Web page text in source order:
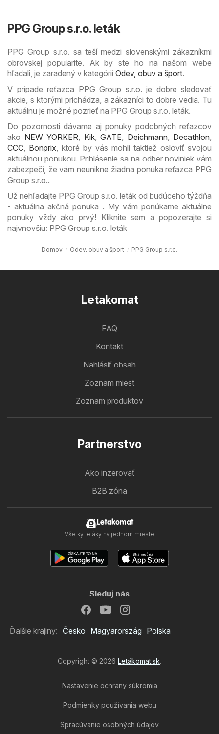
PPG Group s.r.o. leták
PPG Group s.r.o. sa teší medzi slovenskými zákazníkmi
obrovskej popularite. Ak by ste ho na našom webe
hľadali, je zaradený v kategórií Odev, obuv a šport.
V prípade reťazca PPG Group s.r.o. je dobré sledovať
akcie, s ktorými prichádza, a zákazníci to dobre vedia. Tu
aktuálnu je možné pozrieť na PPG Group s.r.o. leták.
Do pozornosti dávame aj ponuky podobných reťazcov
ako NEW YORKER, Kik, GATE, Deichmann, Decathlon,
CCC, Bonprix, ktoré by vás mohli taktiež osloviť svojou
aktuálnou ponukou. Prihlásenie sa na odber noviniek vám
zabezpečí, že vám neunikne žiadna ponuka reťazca PPG
Group s.r.o..
Už nehľadajte PPG Group s.r.o. leták od budúceho týždňa
- aktuálna akčná ponuka . My vám ponúkame aktuálne
ponuky vždy ako prvý! Kliknite sem a popozerajte si
najvnovšiu: PPG Group s.r.o. leták
Domov Odev, obuv a šport PPG Group s.r.o.
Letakomat
FAQ
Kontakt
Nahlásiť obsah
Zoznam miest
Zoznam produktov
Partnerstvo
Ako inzerovať
B2B zóna
Letakomat
Všetky letáky na jednom mieste
Sleduj nás
Ďalšie krajiny: Česko Magyarország Polska
Copyright © 2026 Letákomat.sk.
Nastavenie ochrany súkromia
Podmienky používania webu
Spracúvanie osobných údajov